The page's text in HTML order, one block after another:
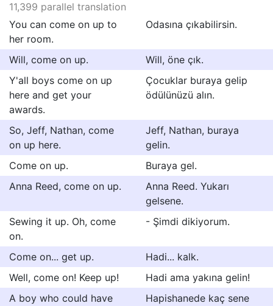
11,399 parallel translation
You can come on up to
her room.
Odasına çıkabilirsin.
Will, come on up.
Will, öne çık.
Y'all boys come on up
here and get your
awards.
Çocuklar buraya gelip
ödülünüzü alın.
So, Jeff, Nathan, come
on up here.
Jeff, Nathan, buraya
gelin.
Come on up.
Buraya gel.
Anna Reed, come on up.
Anna Reed. Yukarı
gelsene.
Sewing it up. Oh, come
on.
- Şimdi dikiyorum.
Come on... get up.
Hadi... kalk.
Well, come on! Keep up!
Hadi ama yakına gelin!
A boy who could have
Hapishanede kaç sene